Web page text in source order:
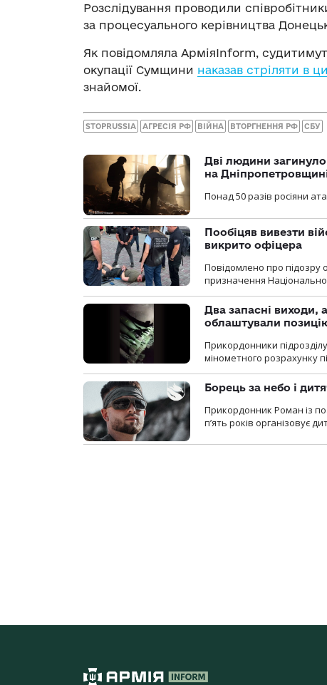
Розслідування проводили
за процесуального керівництва
Як повідомляла АрміяInform,
окупації Сумщини наказав стріляти в
знайомої.
STOPRUSSIA АГРЕСІЯ РФ ВІЙНА ВТОРГНЕННЯ РФ СБУ
Дві людини
на
Понад 50 разів росіяни
Пообіцяв вивезти
викрито офіцера
Повідомлено про підозру
призначення
Два запасні виходи,
облаштували
Прикордонники
мінометного розрахунку
Борець за небо і
Прикордонник Роман із
п’ять років організовує